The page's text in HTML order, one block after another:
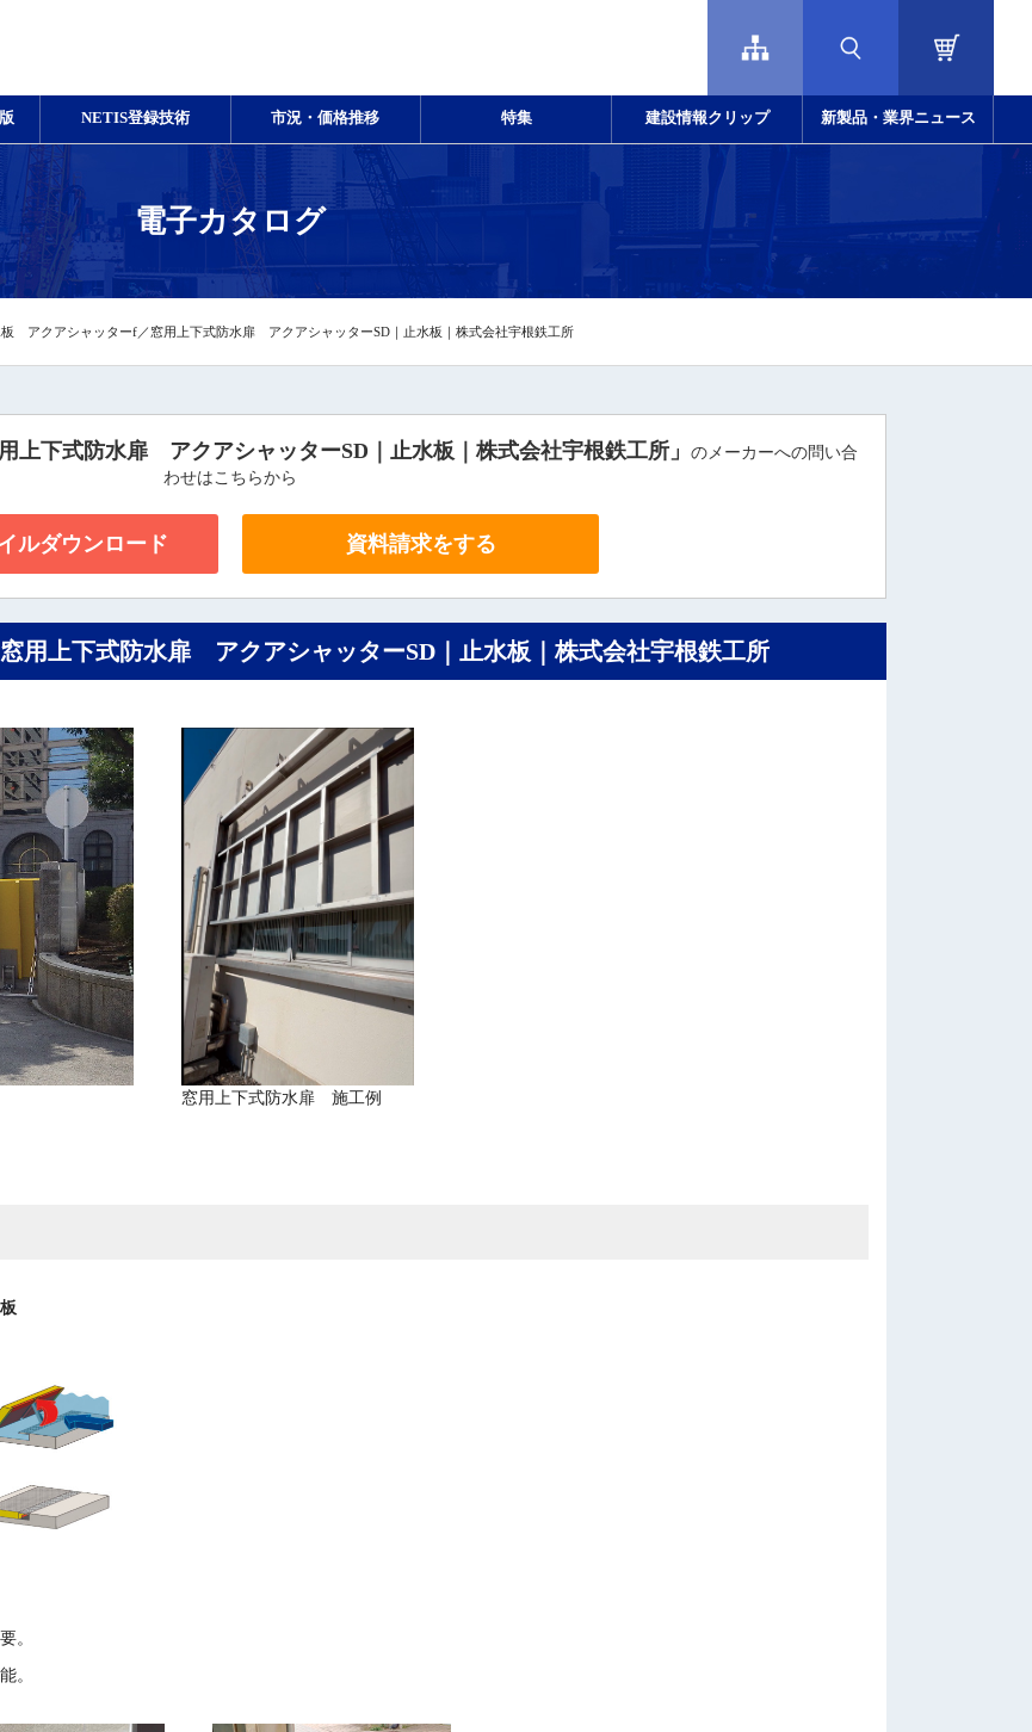
NETIS登録技術 市況・価格推移 特集 建設情報クリップ 新製品・業界ニュース
電子カタログ
板 アクアシャッターf／窓用上下式防水扉 アクアシャッターSD｜止水板｜株式会社宇根鉄工所
上下式防水扉 アクアシャッターSD｜止水板｜株式会社宇根鉄工所」
のメーカーへの問い合
わせはこちらから
ルダウンロード 資料請求をする
用上下式防水扉 アクアシャッターSD｜止水板｜株式会社宇根鉄工所
窓用上下式防水扉 施工例
。
。